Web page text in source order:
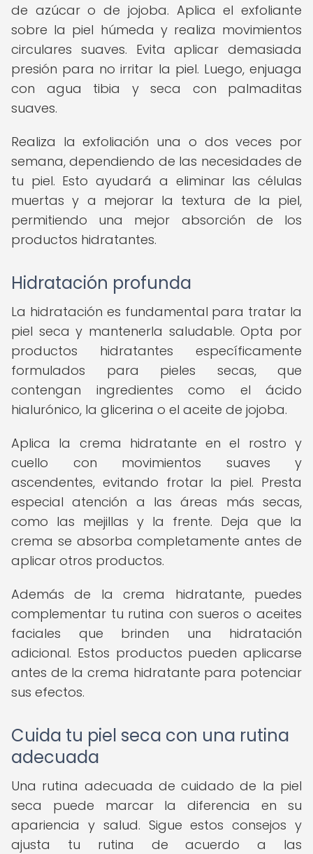
de azúcar o de jojoba. Aplica el exfoliante
sobre la piel húmeda y realiza movimientos
circulares suaves. Evita aplicar demasiada
presión para no irritar la piel. Luego, enjuaga
con agua tibia y seca con palmaditas
suaves.
Realiza la exfoliación una o dos veces por
semana, dependiendo de las necesidades de
tu piel. Esto ayudará a eliminar las células
muertas y a mejorar la textura de la piel,
permitiendo una mejor absorción de los
productos hidratantes.
Hidratación profunda
La hidratación es fundamental para tratar la
piel seca y mantenerla saludable. Opta por
productos hidratantes específicamente
formulados para pieles secas, que
contengan ingredientes como el ácido
hialurónico, la glicerina o el aceite de jojoba.
Aplica la crema hidratante en el rostro y
cuello con movimientos suaves y
ascendentes, evitando frotar la piel. Presta
especial atención a las áreas más secas,
como las mejillas y la frente. Deja que la
crema se absorba completamente antes de
aplicar otros productos.
Además de la crema hidratante, puedes
complementar tu rutina con sueros o aceites
faciales que brinden una hidratación
adicional. Estos productos pueden aplicarse
antes de la crema hidratante para potenciar
sus efectos.
Cuida tu piel seca con una rutina
adecuada
Una rutina adecuada de cuidado de la piel
seca puede marcar la diferencia en su
apariencia y salud. Sigue estos consejos y
ajusta tu rutina de acuerdo a las